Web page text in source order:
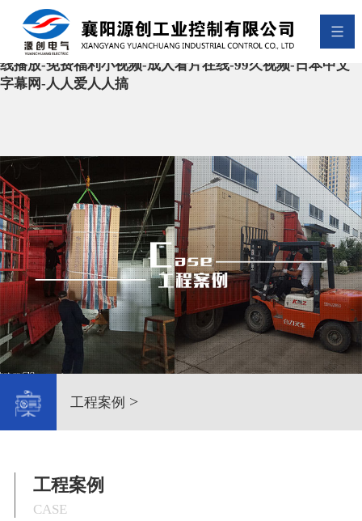
麻豆免费观看-天堂中文在线观看-加勒比一区二区-国产
videos-成人一区二区在线观看-国产精品久久久久久亚洲毛
片-君岛美绪在线-欧美第四页-性欧美又大又长又硬-少妇在
线播放-免费福利小视频-成人看片在线-99久视频-日本中文
字幕网-人人爱人人搞
工程案例 >
工程案例
CASE